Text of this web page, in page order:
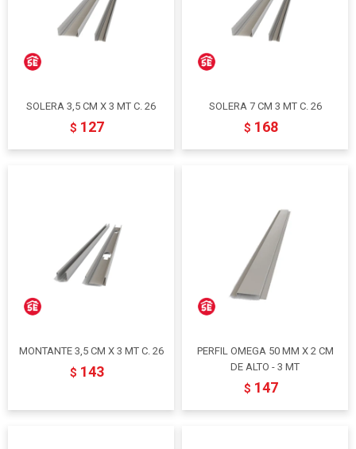
SOLERA 3,5 CM X 3 MT C. 26
$ 127
SOLERA 7 CM 3 MT C. 26
$ 168
MONTANTE 3,5 CM X 3 MT C. 26
$ 143
PERFIL OMEGA 50 MM X 2 CM
DE ALTO - 3 MT
$ 147